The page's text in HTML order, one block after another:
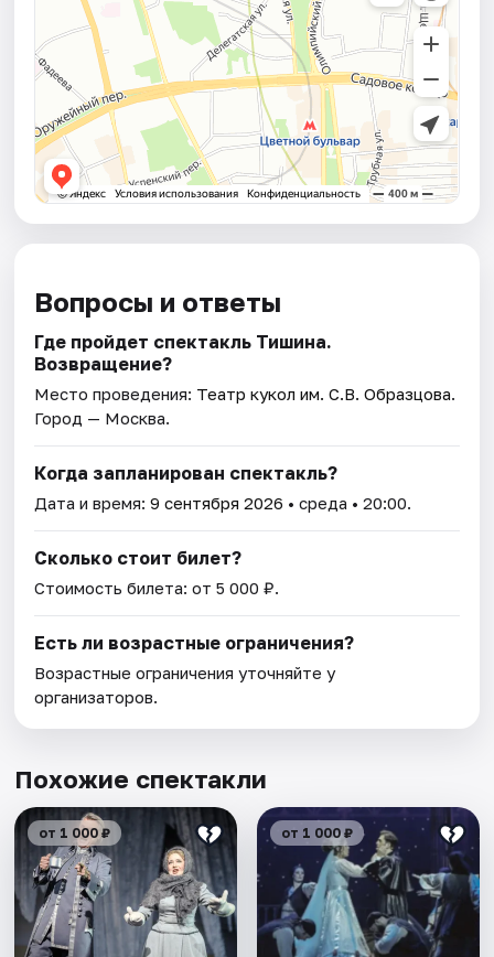
Вопросы и ответы
Где пройдет спектакль Тишина.
Возвращение?
Место проведения: Театр кукол им. С.В. Образцова.
Город — Москва.
Когда запланирован спектакль?
Дата и время:9 сентября 2026 • среда • 20:00.
Сколько стоит билет?
Стоимость билета: от 5 000 ₽.
Есть ли возрастные ограничения?
Возрастные ограничения уточняйте у
организаторов.
Похожие спектакли
от 1 000 ₽ от 1 000 ₽